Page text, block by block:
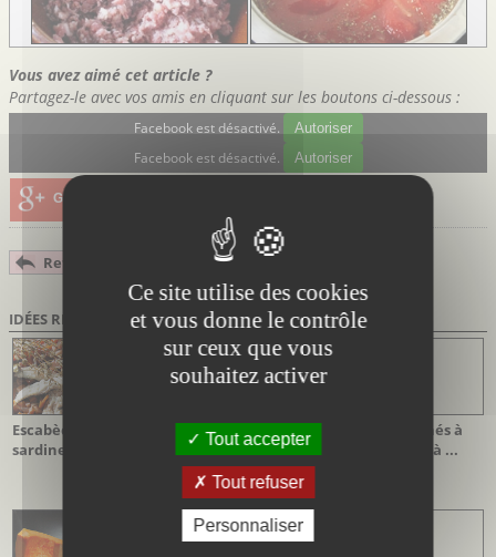
Vous avez aimé cet article ?
Partagez-le avec vos amis en cliquant sur les boutons ci-dessous :
Facebook est désactivé. Autoriser
Facebook est désactivé. Autoriser
Google+
Retour : Recettes de cuisine Languedoc-Roussillon
IDÉES RECETTES
Escabèche de
sardines
Asperges sauce au
Pélardon
Anchois marinés à
l’huile d’olive, à ...
Ce site utilise des cookies
et vous donne le contrôle
sur ceux que vous
souhaitez activer
Tout accepter
Tout refuser
Personnaliser